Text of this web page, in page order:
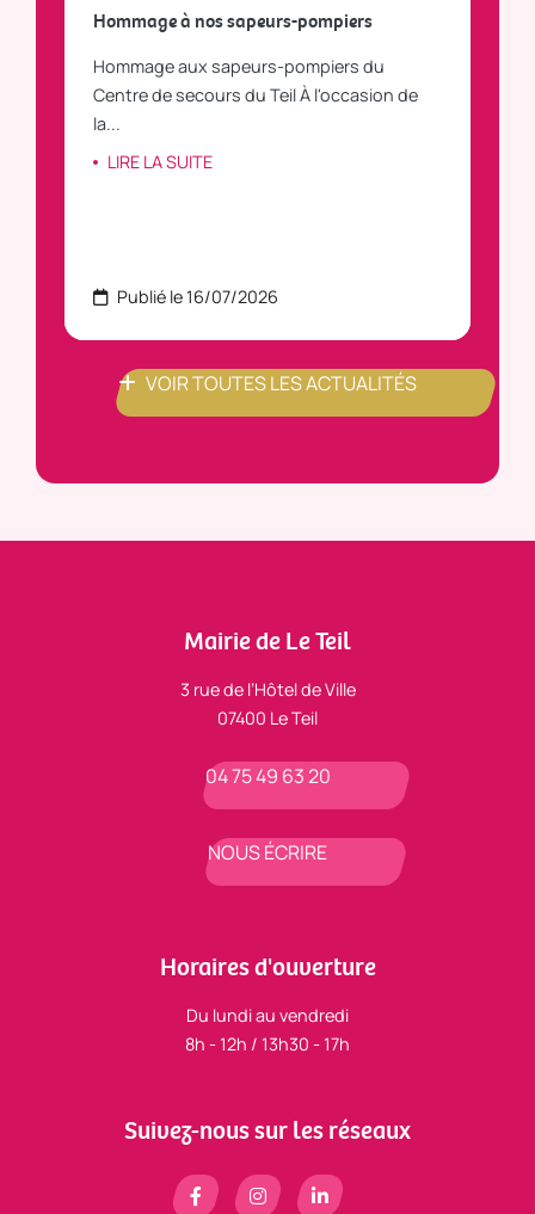
Hommage à nos sapeurs-pompiers
Hommage aux sapeurs-pompiers du
Centre de secours du Teil À l'occasion de
la...
LIRE LA SUITE
Publié le 16/07/2026
VOIR TOUTES LES ACTUALITÉS
Mairie de Le Teil
3 rue de l’Hôtel de Ville
07400 Le Teil
04 75 49 63 20
NOUS ÉCRIRE
Horaires d'ouverture
Du lundi au vendredi
8h - 12h / 13h30 - 17h
Suivez-nous sur les réseaux